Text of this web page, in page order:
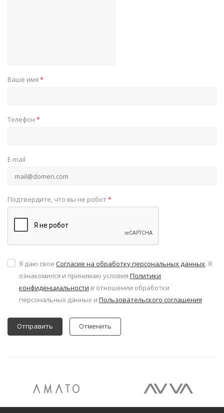
Ваше имя *
Телефон *
E-mail
Подтвердите, что вы не робот*
Я даю свое Согласие на обработку персональных данных. Я
ознакомился и принимаю условия Политики
конфиденциальности в отношении обработки
персональных данных и Пользовательского соглашения
Отменить